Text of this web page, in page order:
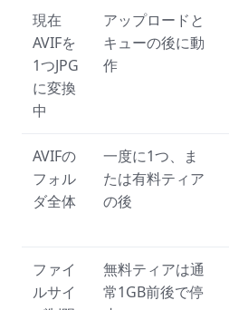
現在
AVIFを
1つJPG
に変換
中
アップロードと
キューの後に動
作
AVIFの
フォル
ダ全体
一度に1つ、ま
たは有料ティア
の後
ファイ
ルサイ
無料ティアは通
常1GB前後で停